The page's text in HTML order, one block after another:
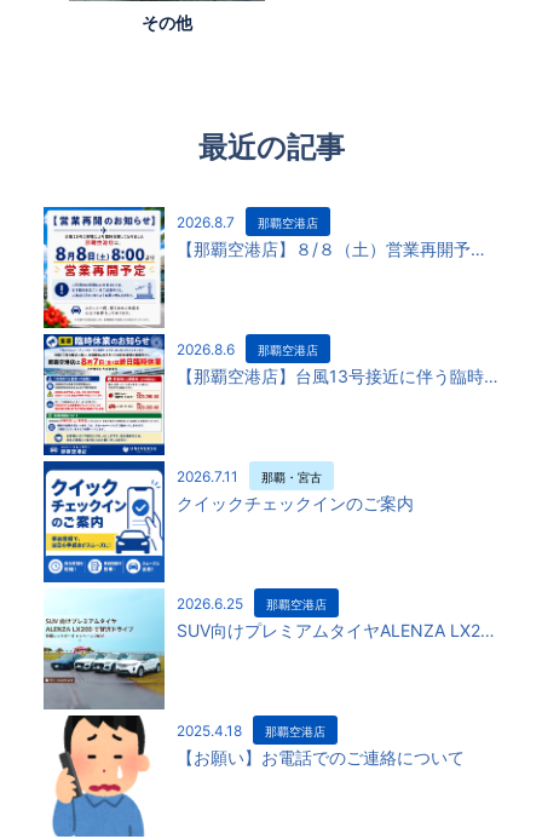
その他
最近の記事
2026.8.7 那覇空港店
【那覇空港店】８/８（土）営業再開予定です！
2026.8.6 那覇空港店
【那覇空港店】台風13号接近に伴う臨時休業の
2026.7.11 那覇・宮古
クイックチェックインのご案内
2026.6.25 那覇空港店
SUV向けプレミアムタイヤALENZA LX200で
2025.4.18 那覇空港店
【お願い】お電話でのご連絡について